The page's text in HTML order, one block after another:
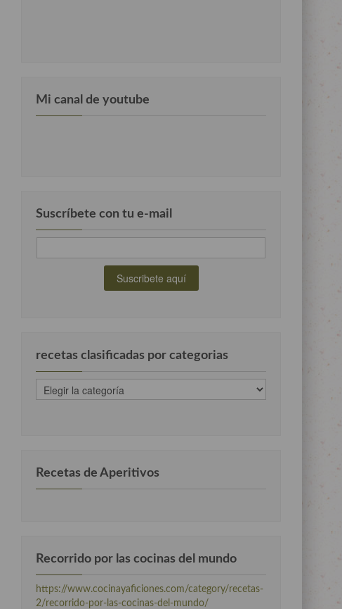
Mi canal de youtube
Suscríbete con tu e-mail
recetas clasificadas por categorias
recetas
clasificadas
Recetas de Aperitivos
Recorrido por las cocinas del mundo
https://www.cocinayaficiones.com/category/recetas-
2/recorrido-por-las-cocinas-del-mundo/